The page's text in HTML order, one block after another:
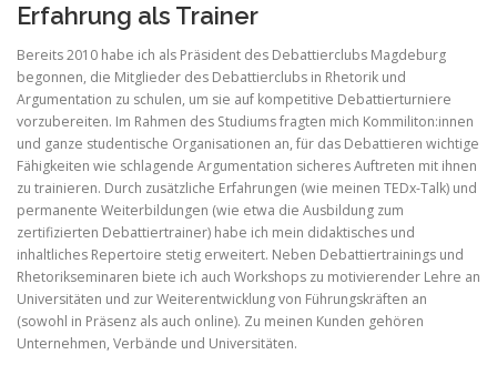
Erfahrung als Trainer
Bereits 2010 habe ich als Präsident des Debattierclubs Magdeburg
begonnen, die Mitglieder des Debattierclubs in Rhetorik und
Argumentation zu schulen, um sie auf kompetitive Debattierturniere
vorzubereiten. Im Rahmen des Studiums fragten mich Kommiliton:innen
und ganze studentische Organisationen an, für das Debattieren wichtige
Fähigkeiten wie schlagende Argumentation sicheres Auftreten mit ihnen
zu trainieren. Durch zusätzliche Erfahrungen (wie meinen TEDx-Talk) und
permanente Weiterbildungen (wie etwa die Ausbildung zum
zertifizierten Debattiertrainer) habe ich mein didaktisches und
inhaltliches Repertoire stetig erweitert. Neben Debattiertrainings und
Rhetorikseminaren biete ich auch Workshops zu motivierender Lehre an
Universitäten und zur Weiterentwicklung von Führungskräften an
(sowohl in Präsenz als auch online). Zu meinen Kunden gehören
Unternehmen, Verbände und Universitäten.